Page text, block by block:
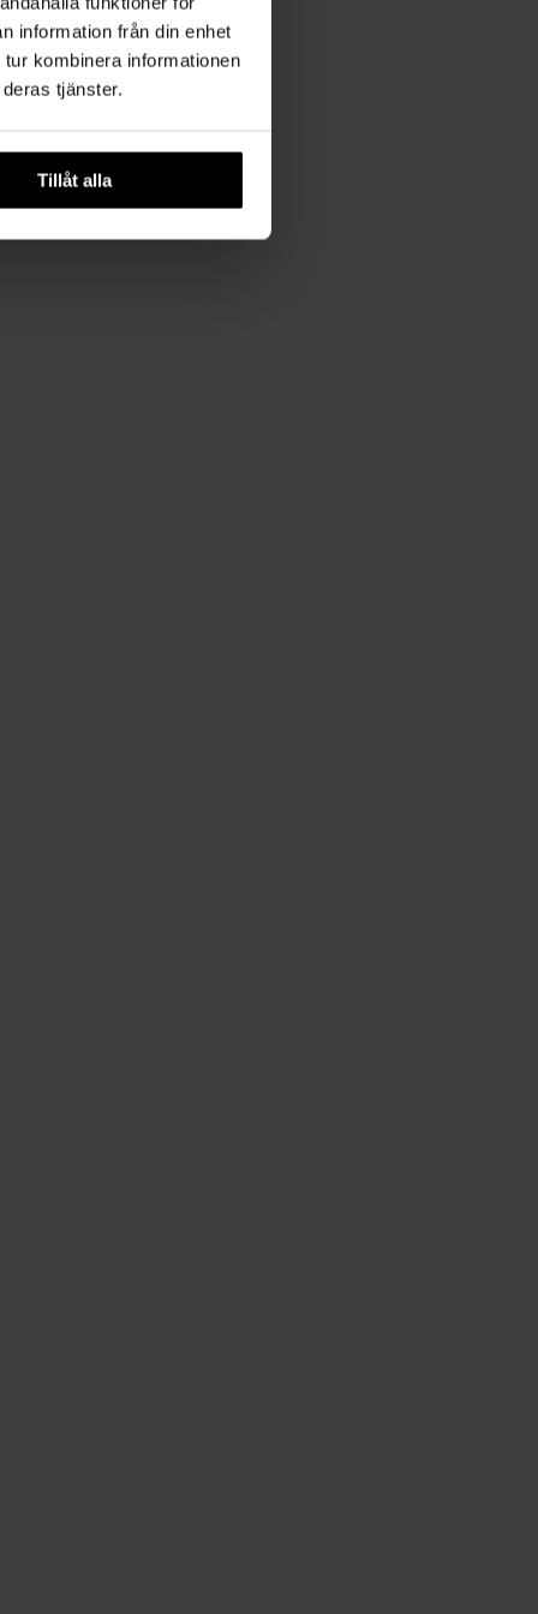
information från din enhet
kombinera informationen
tjänster.
Tillåt alla